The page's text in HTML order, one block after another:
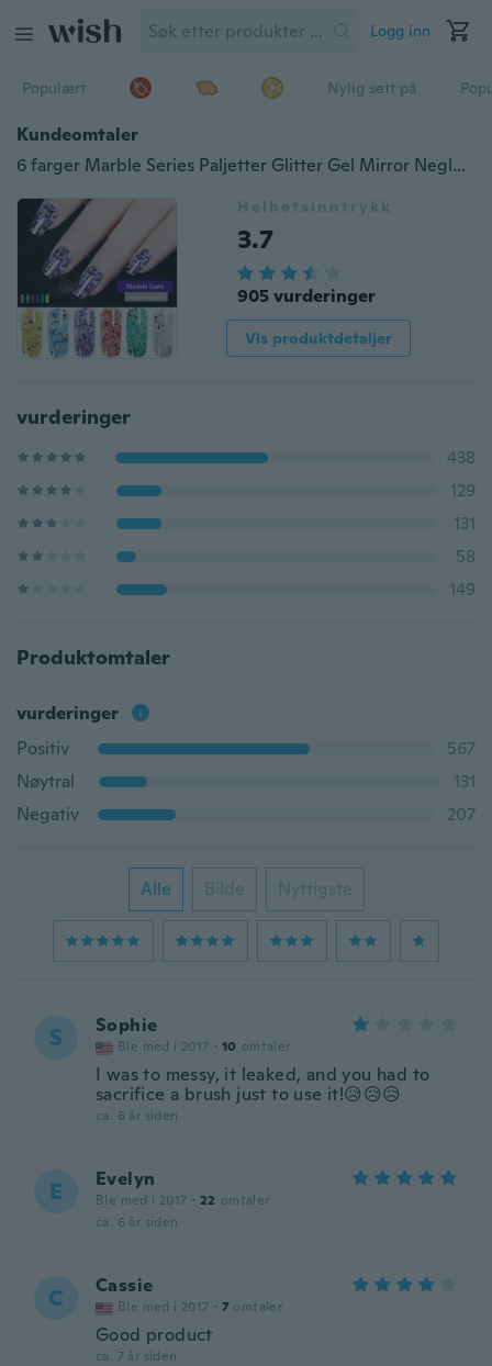
Logg inn
Populært Nylig sett på
Kundeomtaler
6 farger Marble Series Paljetter Glitter Gel Mirror Neglelakk
Helhetsinntrykk
3.7
905 vurderinger
Vis produktdetaljer
vurderinger
438
129
131
58
149
Produktomtaler
vurderinger
Positiv
567
Nøytral
131
Negativ
207
Alle Bilde Nyttigste
S Sophie
Ble med i 2017 · 10 omtaler
I was to messy, it leaked, and you had to
sacrifice a brush just to use it!😥😥😥
ca. 6 år siden
E Evelyn
Ble med i 2017 · 22 omtaler
ca. 6 år siden
C Cassie
Ble med i 2017 · 7 omtaler
Good product
ca. 7 år siden